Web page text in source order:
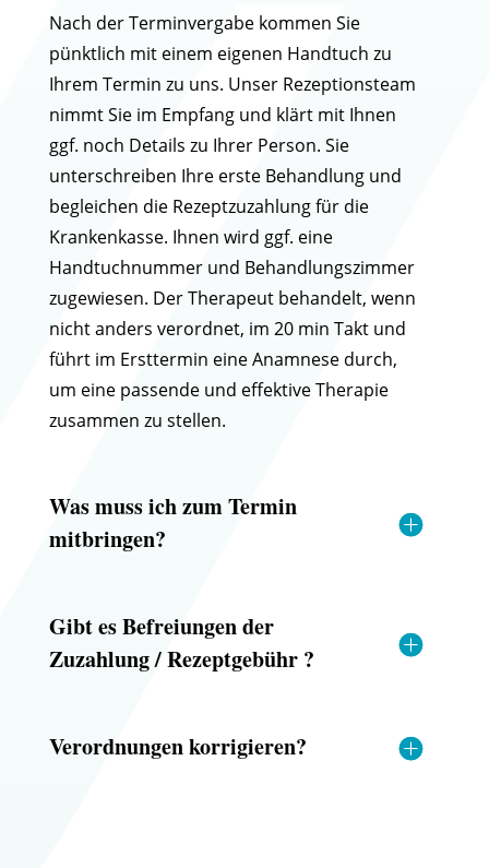
Nach der Terminvergabe kommen Sie
pünktlich mit einem eigenen Handtuch zu
Ihrem Termin zu uns. Unser Rezeptionsteam
nimmt Sie im Empfang und klärt mit Ihnen
ggf. noch Details zu Ihrer Person. Sie
unterschreiben Ihre erste Behandlung und
begleichen die Rezeptzuzahlung für die
Krankenkasse. Ihnen wird ggf. eine
Handtuchnummer und Behandlungszimmer
zugewiesen. Der Therapeut behandelt, wenn
nicht anders verordnet, im 20 min Takt und
führt im Ersttermin eine Anamnese durch,
um eine passende und effektive Therapie
zusammen zu stellen.
Was muss ich zum Termin
mitbringen?
Gibt es Befreiungen der
Zuzahlung / Rezeptgebühr ?
Verordnungen korrigieren?